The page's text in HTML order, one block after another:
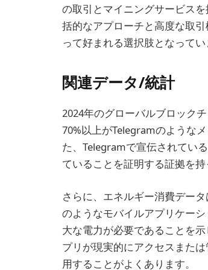
の取引とマイニングサービス
括的なアプローチと高度な取
って好まれる選択肢となってい
関連データ/統計
2024年のグローバルブロック
70%以上がTelegramのような
た、Telegramで宣伝されてい
ていることを証明する証拠を
さらに、エネルギー消費デー
のようなモバイルアプリケー
大な電力が必要であることを
プリが現実的にアクセスまた
用することがよくあります。